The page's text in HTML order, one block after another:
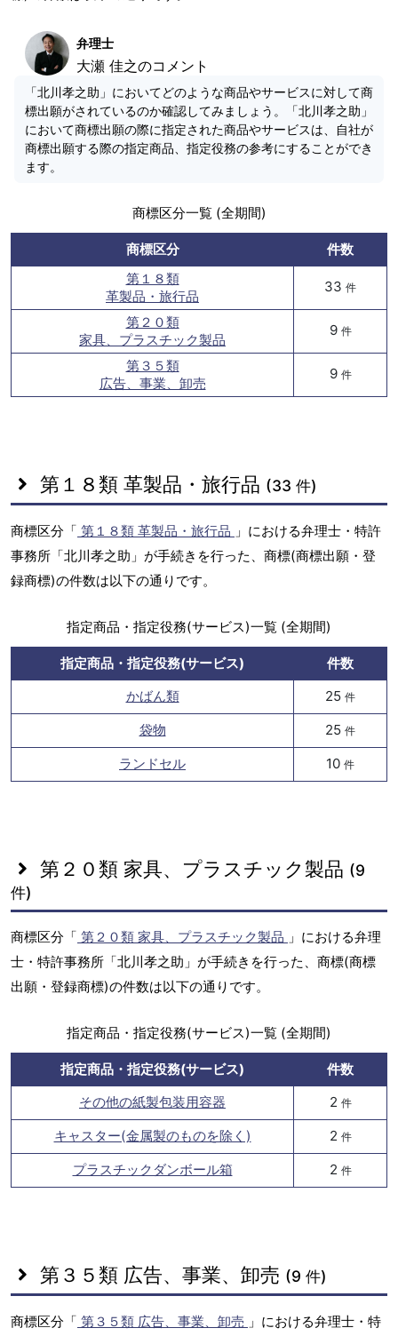
弁理士
大瀬 佳之のコメント
「北川孝之助」においてどのような商品やサービスに対して商
標出願がされているのか確認してみましょう。「北川孝之助」
において商標出願の際に指定された商品やサービスは、自社が
商標出願する際の指定商品、指定役務の参考にすることができ
ます。
商標区分一覧 (全期間)
商標区分
件数
第１８類
革製品・旅行品
33 件
第２０類
家具、プラスチック製品
9 件
第３５類
広告、事業、卸売
9 件
第１８類 革製品・旅行品 (33 件)
商標区分「 第１８類 革製品・旅行品 」における弁理士・特許
事務所「北川孝之助」が手続きを行った、商標(商標出願・登
録商標)の件数は以下の通りです。
指定商品・指定役務(サービス)一覧 (全期間)
指定商品・指定役務(サービス)
件数
かばん類
25 件
袋物 25 件
ランドセル 10 件
第２０類 家具、プラスチック製品 (9
件)
商標区分「 第２０類 家具、プラスチック製品 」における弁理
士・特許事務所「北川孝之助」が手続きを行った、商標(商標
出願・登録商標)の件数は以下の通りです。
指定商品・指定役務(サービス)一覧 (全期間)
指定商品・指定役務(サービス)
件数
その他の紙製包装用容器
2 件
キャスター(金属製のものを除く) 2 件
プラスチックダンボール箱 2 件
第３５類 広告、事業、卸売 (9 件)
商標区分「 第３５類 広告、事業、卸売 」における弁理士・特